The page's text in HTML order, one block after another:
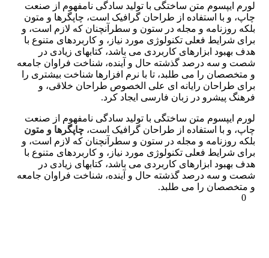
لورم ایپسوم متن ساختگی با تولید سادگی نامفهوم از صنعت
چاپ، و با استفاده از طراحان گرافیک است، چاپگرها و متون
بلکه روزنامه و مجله در ستون و سطرآنچنان که لازم است، و
برای شرایط فعلی تکنولوژی مورد نیاز، و کاربردهای متنوع با
هدف بهبود ابزارهای کاربردی می باشد، کتابهای زیادی در
شصت و سه درصد گذشته حال و آینده، شناخت فراوان جامعه
و متخصصان را می طلبد، تا با نرم افزارها شناخت بیشتری را
برای طراحان رایانه ای علی الخصوص طراحان خلاقی، و
فرهنگ پیشرو در زبان فارسی ایجاد کرد.
لورم ایپسوم متن ساختگی با تولید سادگی نامفهوم از صنعت
چاپ، و با استفاده از طراحان گرافیک است،چاپگرها و متون
بلکه روزنامه و مجله در ستون و سطرآنچنان که لازم است، و
برای شرایط فعلی تکنولوژی مورد نیاز، و کاربردهای متنوع با
هدف بهبود ابزارهای کاربردی می باشد، کتابهای زیادی در
شصت و سه درصد گذشته حال و آینده، شناخت فراوان جامعه
و متخصصان را می طلبد.
0